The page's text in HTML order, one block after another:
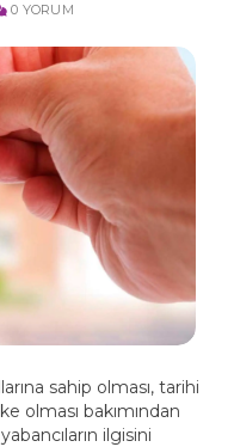
0 YORUM
sahip olması, tarihi
olması bakımından
ilgisini